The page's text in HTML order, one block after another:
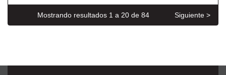
Mostrando resultados 1 a 20 de 84 Siguiente >